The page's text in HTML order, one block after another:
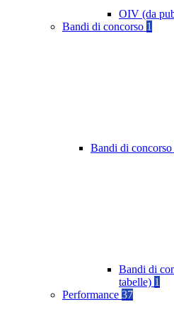
OIV (da
Bandi di concorso 1
Bandi di concorso
Bandi di
tabelle) 1
Performance 37